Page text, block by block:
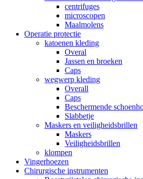
centrifuges
microscopen
Maalmolens
Operatie protectie
katoenen kleding
Overal
Jassen en broeken
Caps
wegwerp kleding
Overall
Caps
Beschermende
Slabbetje
Maskers en veiligheidsbrillen
Maskers
Veiligheidsbrillen
klompen
Vingerhoezen
Chirurgische instrumenten